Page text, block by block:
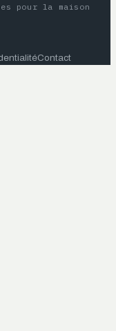
pour la maison
Contact